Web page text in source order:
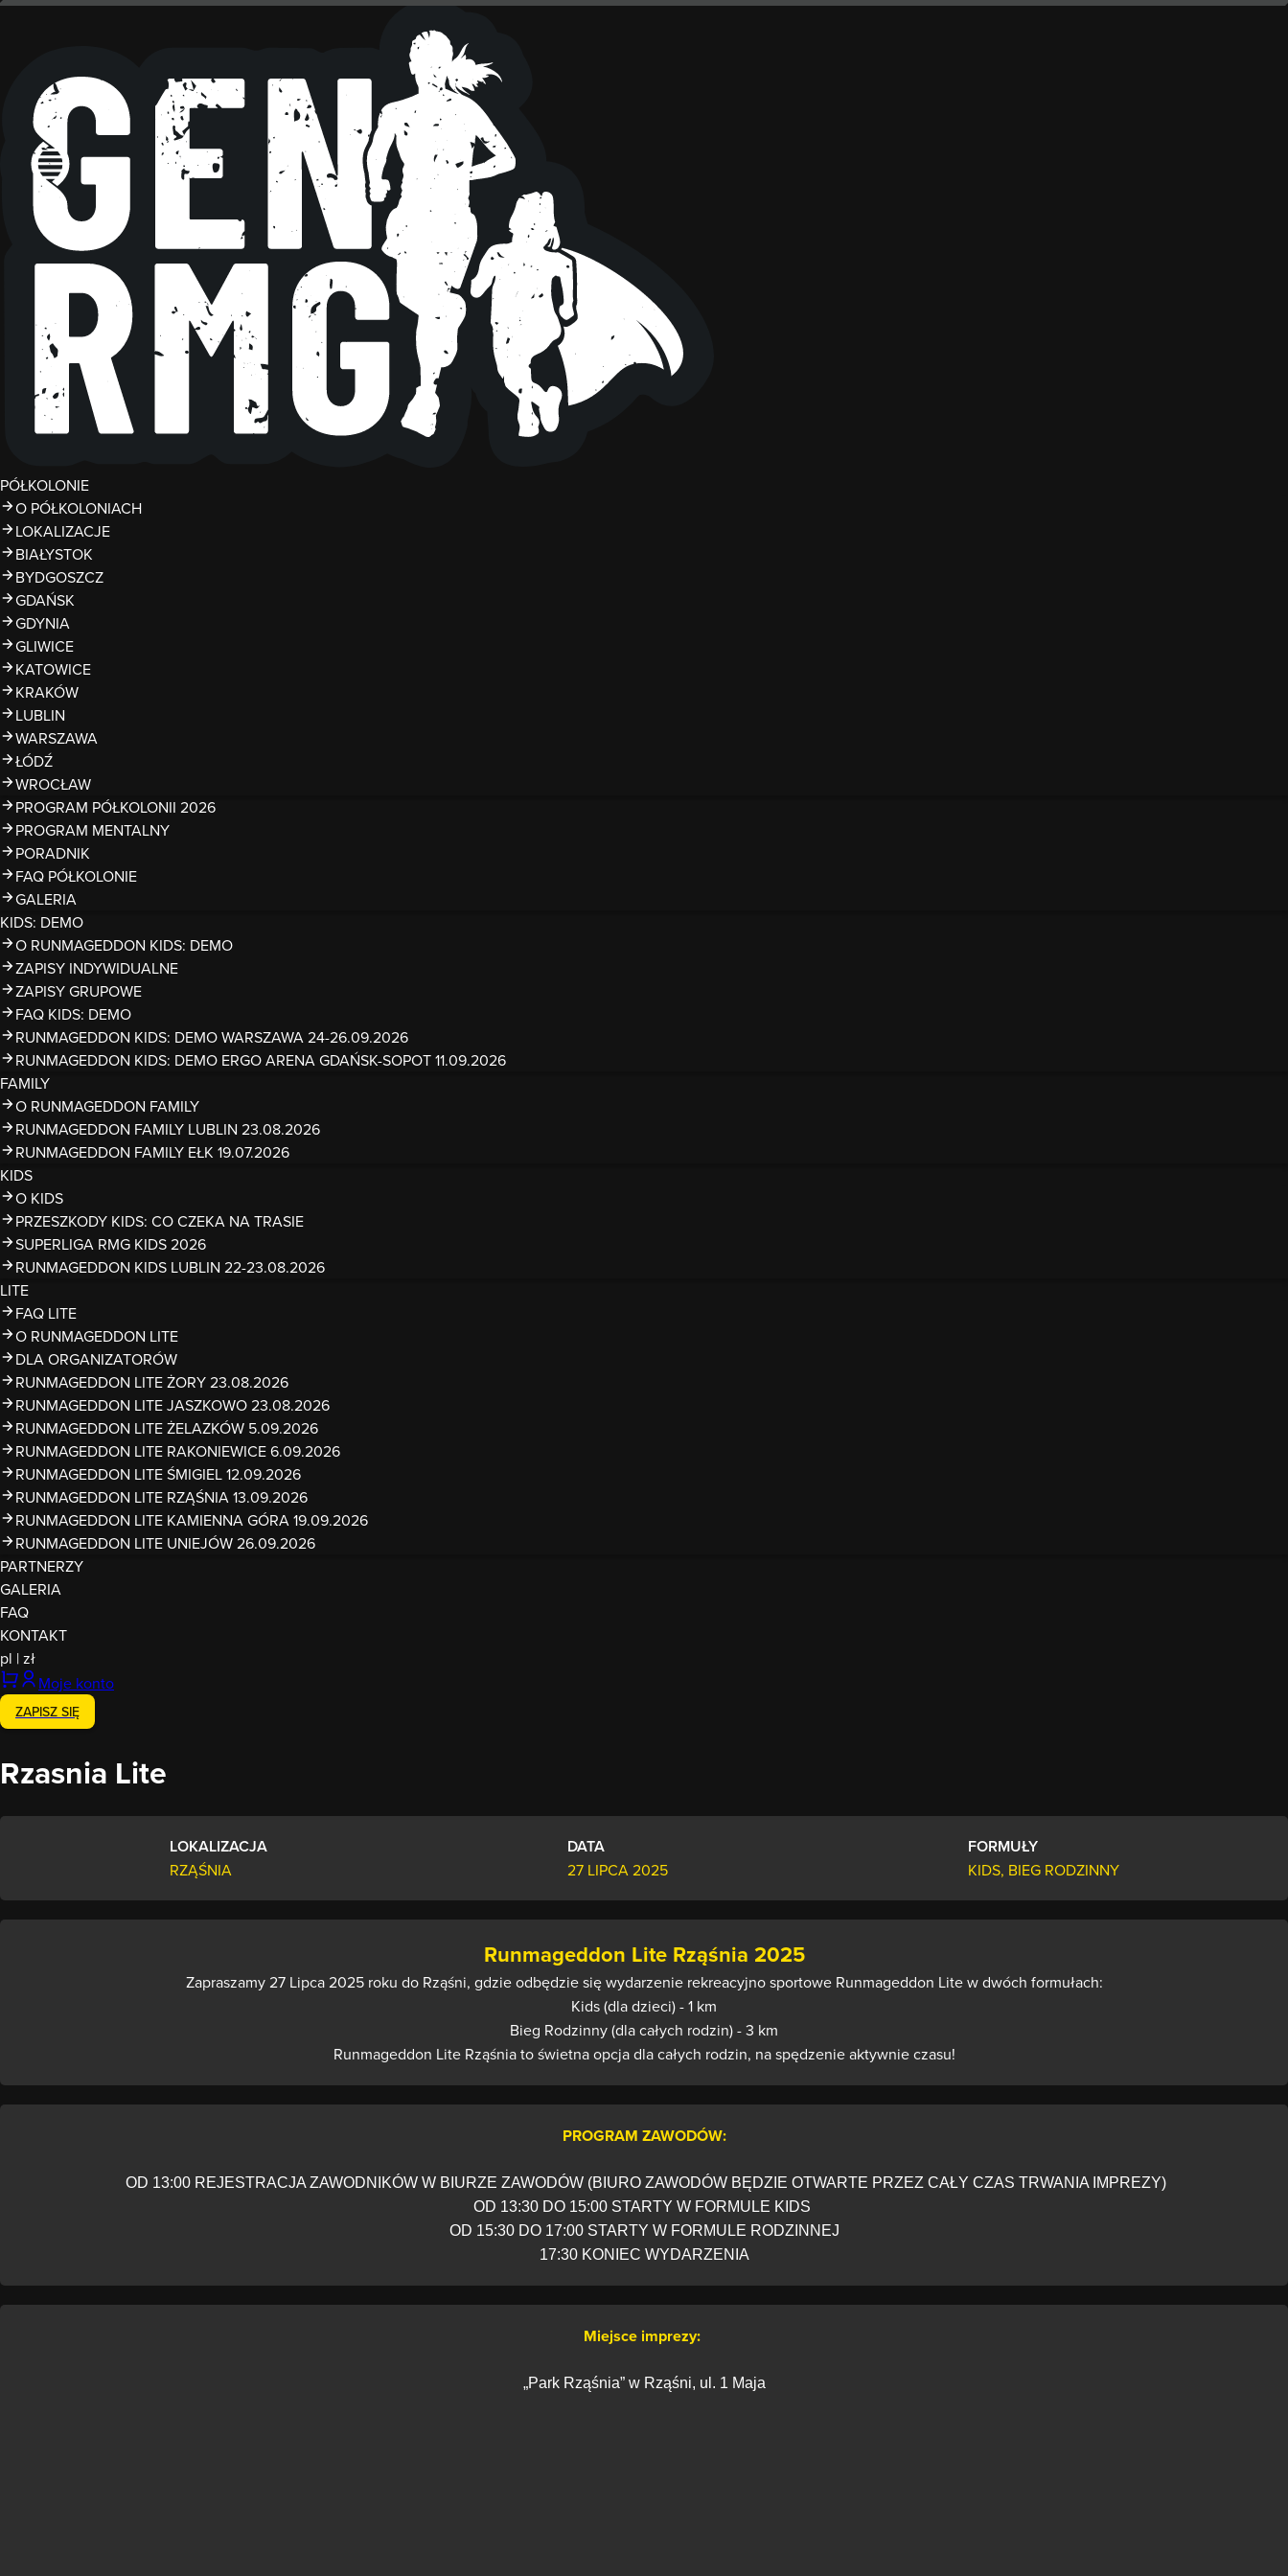
PÓŁKOLONIE
O PÓŁKOLONIACH
LOKALIZACJE
BIAŁYSTOK
BYDGOSZCZ
GDAŃSK
GDYNIA
GLIWICE
KATOWICE
KRAKÓW
LUBLIN
WARSZAWA
ŁÓDŹ
WROCŁAW
PROGRAM PÓŁKOLONII 2026
PROGRAM MENTALNY
PORADNIK
FAQ PÓŁKOLONIE
GALERIA
KIDS: DEMO
O RUNMAGEDDON KIDS: DEMO
ZAPISY INDYWIDUALNE
ZAPISY GRUPOWE
FAQ KIDS: DEMO
RUNMAGEDDON KIDS: DEMO WARSZAWA 24-26.09.2026
RUNMAGEDDON KIDS: DEMO ERGO ARENA GDAŃSK-SOPOT 11.09.2026
FAMILY
O RUNMAGEDDON FAMILY
RUNMAGEDDON FAMILY LUBLIN 23.08.2026
RUNMAGEDDON FAMILY EŁK 19.07.2026
KIDS
O KIDS
PRZESZKODY KIDS: CO CZEKA NA TRASIE
SUPERLIGA RMG KIDS 2026
RUNMAGEDDON KIDS LUBLIN 22-23.08.2026
LITE
FAQ LITE
O RUNMAGEDDON LITE
DLA ORGANIZATORÓW
RUNMAGEDDON LITE ŻORY 23.08.2026
RUNMAGEDDON LITE JASZKOWO 23.08.2026
RUNMAGEDDON LITE ŻELAZKÓW 5.09.2026
RUNMAGEDDON LITE RAKONIEWICE 6.09.2026
RUNMAGEDDON LITE ŚMIGIEL 12.09.2026
RUNMAGEDDON LITE RZĄŚNIA 13.09.2026
RUNMAGEDDON LITE KAMIENNA GÓRA 19.09.2026
RUNMAGEDDON LITE UNIEJÓW 26.09.2026
PARTNERZY
GALERIA
FAQ
KONTAKT
pl |zł
Moje konto
ZAPISZ SIĘ
Rzasnia Lite
LOKALIZACJA
RZĄŚNIA
DATA
27 LIPCA 2025
FORMUŁY
KIDS, BIEG RODZINNY
Runmageddon Lite Rząśnia 2025
Zapraszamy 27 Lipca 2025 roku do Rząśni, gdzie odbędzie się wydarzenie rekreacyjno sportowe Runmageddon Lite w dwóch formułach:
Kids (dla dzieci) - 1 km
Bieg Rodzinny (dla całych rodzin) - 3 km
Runmageddon Lite Rząśnia to świetna opcja dla całych rodzin, na spędzenie aktywnie czasu!
PROGRAM ZAWODÓW:
OD 13:00 REJESTRACJA ZAWODNIKÓW W BIURZE ZAWODÓW (BIURO ZAWODÓW BĘDZIE OTWARTE PRZEZ CAŁY CZAS TRWANIA IMPREZY)
OD 13:30 DO 15:00 STARTY W FORMULE KIDS
OD 15:30 DO 17:00 STARTY W FORMULE RODZINNEJ
17:30 KONIEC WYDARZENIA
Miejsce imprezy:
„Park Rząśnia” w Rząśni, ul. 1 Maja